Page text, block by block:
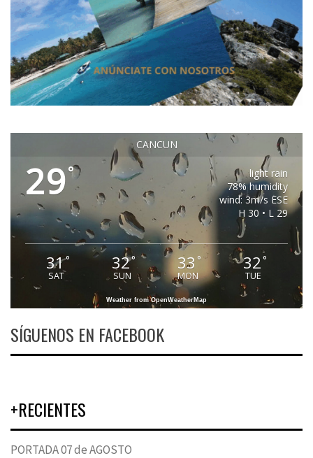
CANCUN
29°
light rain
78% humidity
wind: 3m/s ESE
H 30 • L 29
31°
SAT
32°
SUN
33 °
MON
32°
TUE
Weather from OpenWeatherMap
SÍGUENOS EN FACEBOOK
+RECIENTES
PORTADA 07 de AGOSTO